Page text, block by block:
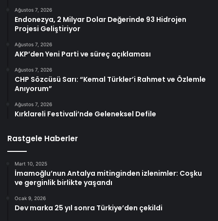
Ağustos 7, 2026
Endonezya, 2 Milyar Dolar Değerinde 93 Hidrojen
Projesi Geliştiriyor
Ağustos 7, 2026
AKP’den Yeni Parti ve süreç açıklaması
Ağustos 7, 2026
CHP Sözcüsü Sarı: “Kemal Türkler’i Rahmet ve Özlemle
Anıyorum”
Ağustos 7, 2026
Kırklareli Festivali’nde Geleneksel Defile
Rastgele Haberler
Mart 10, 2025
İmamoğlu’nun Antalya mitinginden izlenimler: Coşku
ve gerginlik birlikte yaşandı
Ocak 9, 2026
Dev marka 25 yıl sonra Türkiye’den çekildi